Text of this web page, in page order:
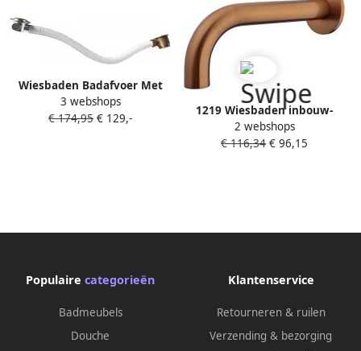
Wiesbaden Badafvoer Met
Overloopcombinatie En
Badvulfunctie Excl.
3 webshops
€ 174,95 € 129,-
1219 Wiesbaden inbouw-
uitloop rond 20cm 1
2&apos;&apos; geborsteld
2 webshops
€ 116,34 € 96,15
Populaire categorieën
Badmeubels
Douche
Klantenservice
Retourneren & ruilen
Verzending & bezorging